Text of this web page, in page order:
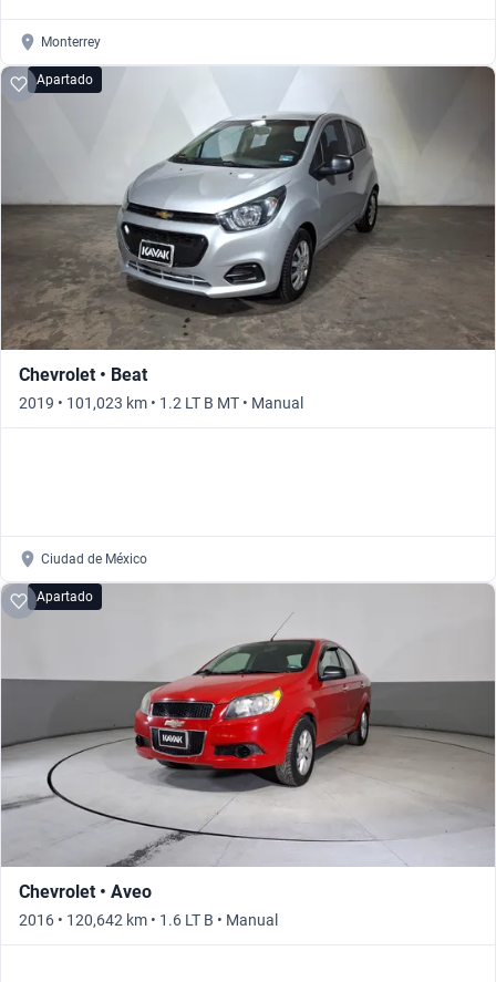
Monterrey
Apartado
Chevrolet • Beat
2019 • 101,023 km • 1.2 LT B MT • Manual
Ciudad de México
Apartado
Chevrolet • Aveo
2016 • 120,642 km • 1.6 LT B • Manual